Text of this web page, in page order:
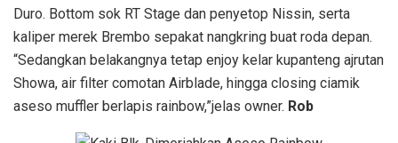
Duro. Bottom sok RT Stage dan penyetop Nissin, serta
kaliper merek Brembo sepakat nangkring buat roda depan.
“Sedangkan belakangnya tetap enjoy kelar kupanteng ajrutan
Showa, air filter comotan Airblade, hingga closing ciamik
aseso muffler berlapis rainbow,”jelas owner. Rob